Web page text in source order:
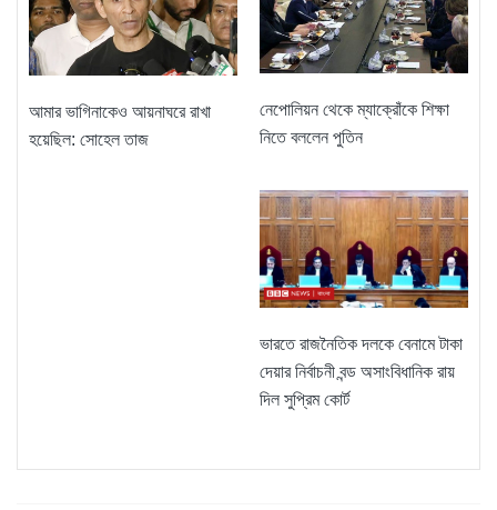
আমার ভাগিনাকেও আয়নাঘরে রাখা
হয়েছিল: সোহেল তাজ
নেপোলিয়ন থেকে ম্যাক্রোঁকে শিক্ষা
নিতে বললেন পুতিন
ভারতে রাজনৈতিক দলকে বেনামে টাকা
দেয়ার নির্বাচনী বন্ড অসাংবিধানিক রায়
দিল সুপ্রিম কোর্ট